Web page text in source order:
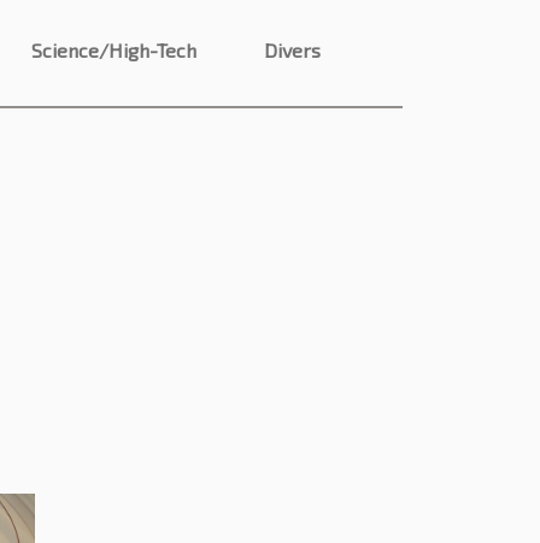
Science/High-Tech Divers